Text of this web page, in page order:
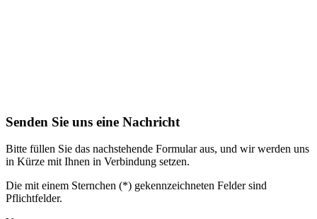
Senden Sie uns eine Nachricht
Bitte füllen Sie das nachstehende Formular aus, und wir werden uns
in Kürze mit Ihnen in Verbindung setzen.
Die mit einem Sternchen (*) gekennzeichneten Felder sind
Pflichtfelder.